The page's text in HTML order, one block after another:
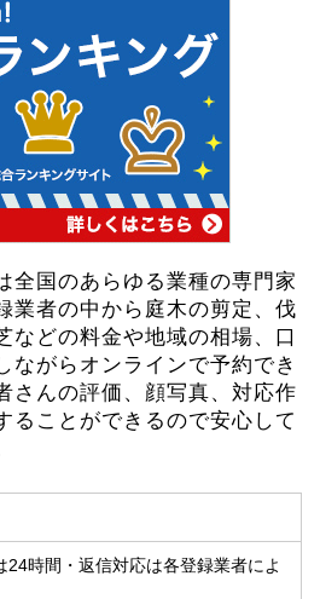
全国のあらゆる業種の専門家
業者の中から庭木の剪定、伐
などの料金や地域の相場、口
ながらオンラインで予約でき
さんの評価、顔写真、対応作
ることができるので安心して
24時間・返信対応は各登録業者によ